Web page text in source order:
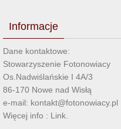
Informacje
Dane kontaktowe:
Stowarzyszenie Fotonowiacy
Os.Nadwiślańskie I 4A/3
86-170 Nowe nad Wisłą
e-mail: kontakt@fotonowiacy.pl
Więcej info : Link